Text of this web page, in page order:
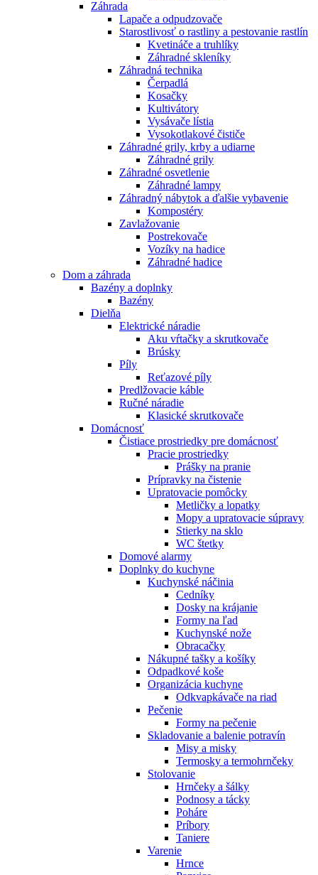
Záhrada
Lapače a odpudzovače
Starostlivosť o rastliny a pestovanie rastlín
Kvetináče a truhlíky
Záhradné skleníky
Záhradná technika
Čerpadlá
Kosačky
Kultivátory
Vysávače lístia
Vysokotlakové čističe
Záhradné grily, krby a udiarne
Záhradné grily
Záhradné osvetlenie
Záhradné lampy
Záhradný nábytok a ďalšie vybavenie
Kompostéry
Zavlažovanie
Postrekovače
Vozíky na hadice
Záhradné hadice
Dom a záhrada
Bazény a doplnky
Bazény
Dielňa
Elektrické náradie
Aku vŕtačky a skrutkovače
Brúsky
Píly
Reťazové píly
Predlžovacie káble
Ručné náradie
Klasické skrutkovače
Domácnosť
Čistiace prostriedky pre domácnosť
Pracie prostriedky
Prášky na pranie
Prípravky na čistenie
Upratovacie pomôcky
Metličky a lopatky
Mopy a upratovacie súpravy
Stierky na sklo
WC štetky
Domové alarmy
Doplnky do kuchyne
Kuchynské náčinia
Cedníky
Dosky na krájanie
Formy na ľad
Kuchynské nože
Obracačky
Nákupné tašky a košíky
Odpadkové koše
Organizácia kuchyne
Odkvapkávače na riad
Pečenie
Formy na pečenie
Skladovanie a balenie potravín
Misy a misky
Termosky a termohrnčeky
Stolovanie
Hrnčeky a šálky
Podnosy a tácky
Poháre
Príbory
Taniere
Varenie
Hrnce